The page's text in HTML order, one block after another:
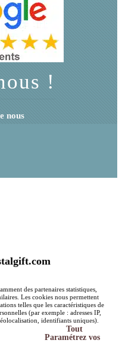
!
nous
des partenaires statistiques,
Les cookies nous permettent
telles que les caractéristiques de
(par exemple : adresses IP,
identifiants uniques).
Tout
Paramétrez vos